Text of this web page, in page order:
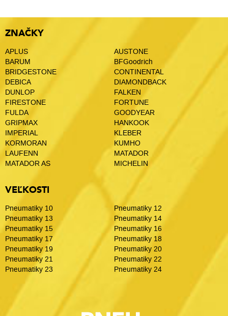
ZNAČKY
APLUS
AUSTONE
BARUM
BFGoodrich
BRIDGESTONE
CONTINENTAL
DEBICA
DIAMONDBACK
DUNLOP
FALKEN
FIRESTONE
FORTUNE
FULDA
GOODYEAR
GRIPMAX
HANKOOK
IMPERIAL
KLEBER
KORMORAN
KUMHO
LAUFENN
MATADOR
MATADOR AS
MICHELIN
VEĽKOSTI
Pneumatiky 10
Pneumatiky 12
Pneumatiky 13
Pneumatiky 14
Pneumatiky 15
Pneumatiky 16
Pneumatiky 17
Pneumatiky 18
Pneumatiky 19
Pneumatiky 20
Pneumatiky 21
Pneumatiky 22
Pneumatiky 23
Pneumatiky 24